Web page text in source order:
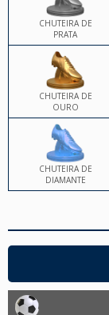
CHUTEIRA DE
PRATA
CHUTEIRA DE
OURO
CHUTEIRA DE
DIAMANTE